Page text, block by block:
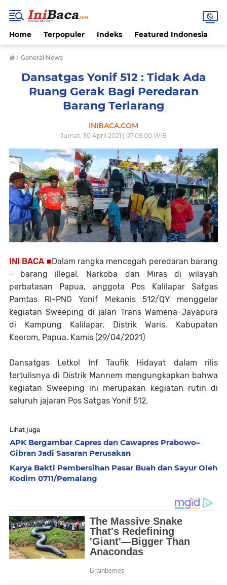
Home Terpopuler Indeks Featured Indonesia
› General News
Dansatgas Yonif 512 : Tidak Ada
Ruang Gerak Bagi Peredaran
Barang Terlarang
INIBACA.COM
Jumat, 30 April 2021 | 07.09.00 WIB
INI BACA ■ Dalam rangka mencegah peredaran barang
- barang illegal, Narkoba dan Miras di wilayah
perbatasan Papua, anggota Pos Kalilapar Satgas
Pamtas RI-PNG Yonif Mekanis 512/QY menggelar
kegiatan Sweeping di jalan Trans Wamena-Jayapura
di Kampung Kalilapar, Distrik Waris, Kabupaten
Keerom, Papua. Kamis (29/04/2021)
Dansatgas Letkol Inf Taufik Hidayat dalam rilis
tertulisnya di Distrik Mannem mengungkapkan bahwa
kegiatan Sweeping ini merupakan kegiatan rutin di
seluruh jajaran Pos Satgas Yonif 512.
Lihat juga
APK Bergambar Capres dan Cawapres Prabowo–
Gibran Jadi Sasaran Perusakan
Karya Bakti Pembersihan Pasar Buah dan Sayur Oleh
Kodim 0711/Pemalang